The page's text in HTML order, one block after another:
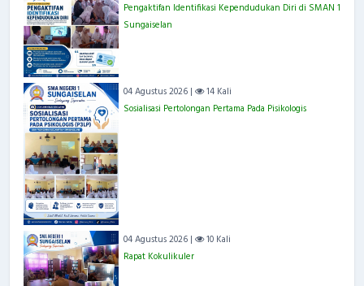
Pengaktifan Identifikasi Kependudukan Diri di SMAN 1
Sungaiselan
04 Agustus 2026 |
14 Kali
Sosialisasi Pertolongan Pertama Pada Pisikologis
04 Agustus 2026 |
10 Kali
Rapat Kokulikuler